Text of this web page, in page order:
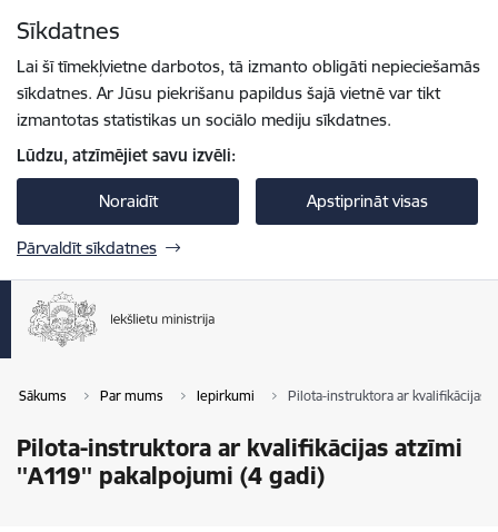
Sīkdatnes
Lai šī tīmekļvietne darbotos, tā izmanto obligāti nepieciešamās
sīkdatnes. Ar Jūsu piekrišanu papildus šajā vietnē var tikt
izmantotas statistikas un sociālo mediju sīkdatnes.
Lūdzu, atzīmējiet savu izvēli:
Noraidīt Apstiprināt visas
Pārvaldīt sīkdatnes
Sākums Par mums Iepirkumi Pilota-instruktora ar kvalifikācijas
Pilota-instruktora ar kvalifikācijas atzīmi
''A119'' pakalpojumi (4 gadi)